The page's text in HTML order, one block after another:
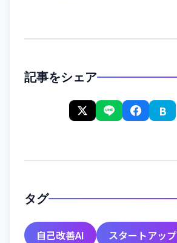
記事をシェア
B
タグ
自己改善AI
スタートアップ